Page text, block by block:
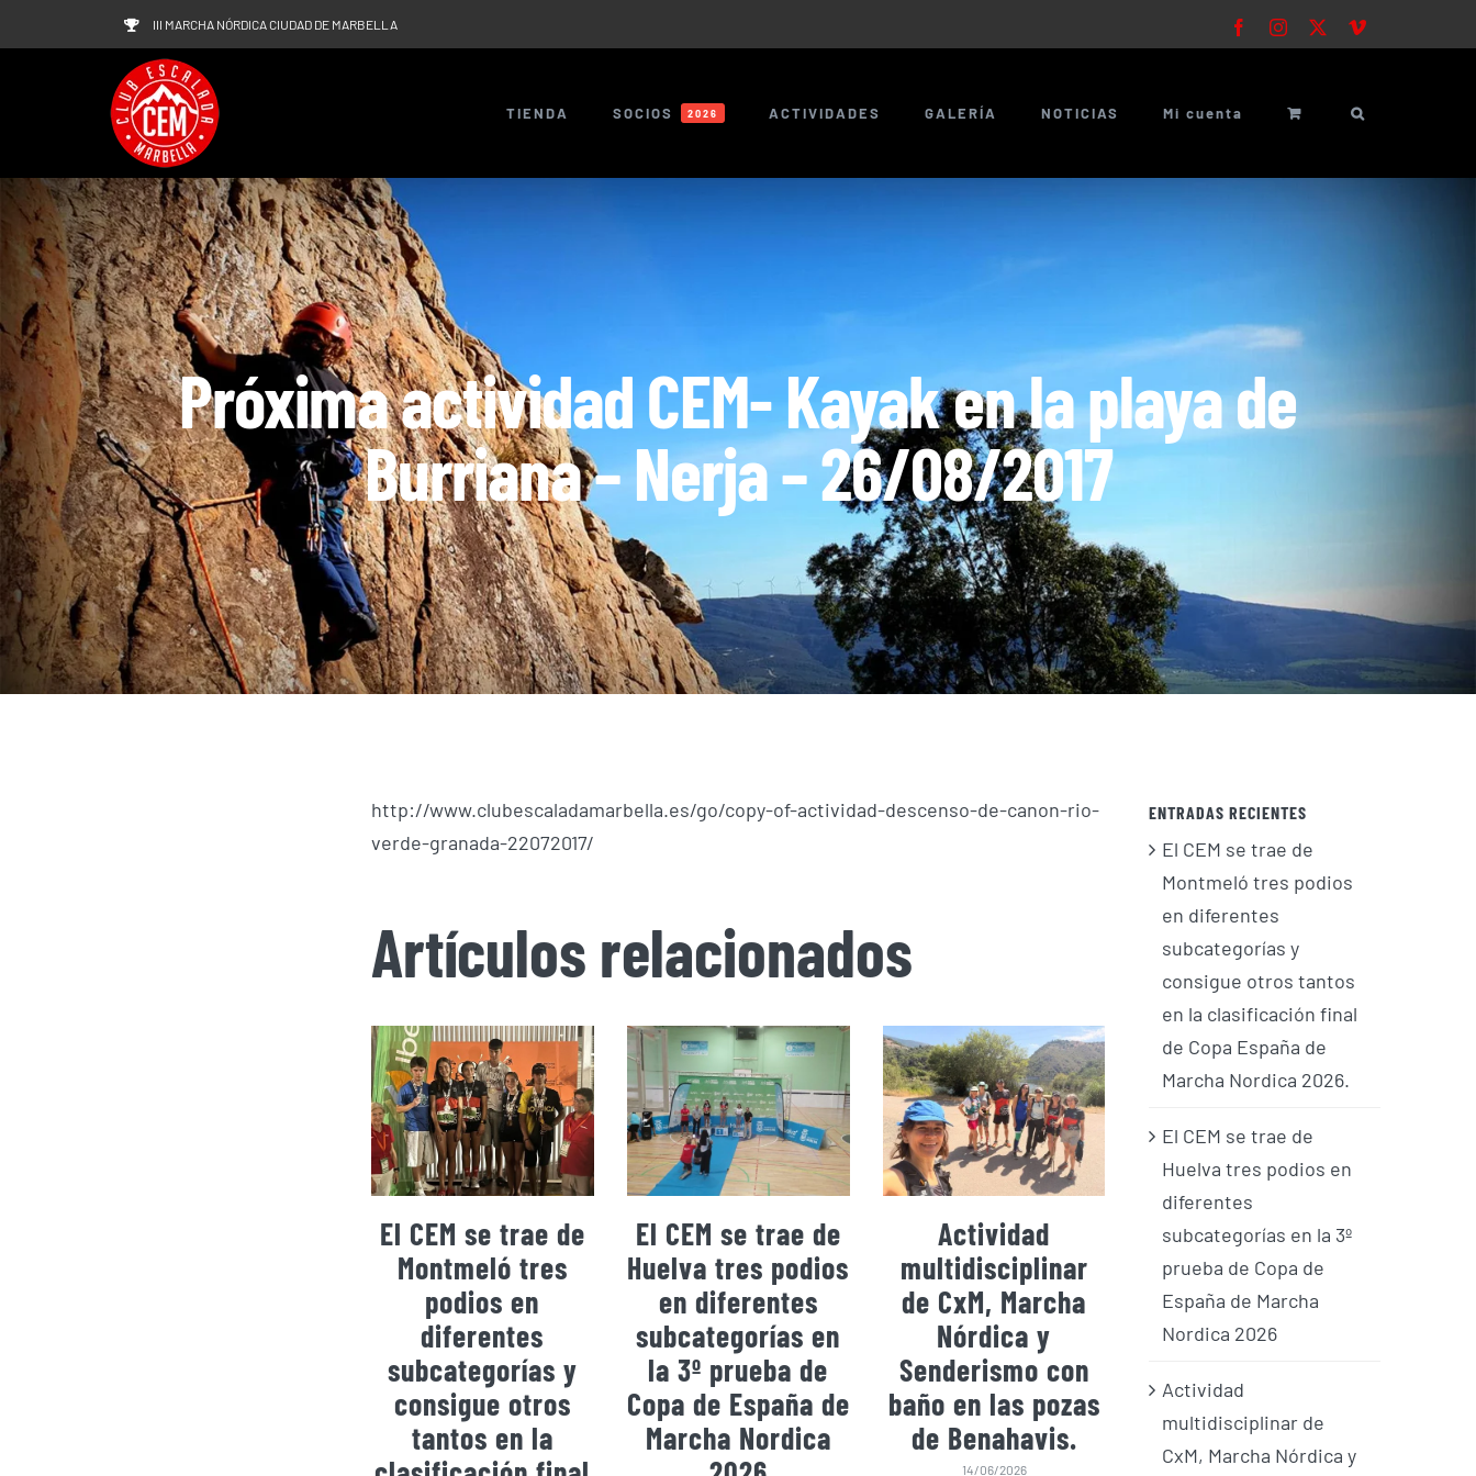
al
III MARCHA NÓRDICA CIUDAD DE MARBELLA FacebookInstagram Vimeo
TIENDA SOCIOS 2026 ACTIVIDADES GALERÍA NOTICIAS Mi cuenta
Próxima actividad CEM- Kayak en la playa de
Burriana – Nerja – 26/08/2017
http://www.clubescaladamarbella.es/go/copy-of-actividad-descenso-de-canon-rio-
verde-granada-22072017/
Artículos relacionados
El CEM se trae de
Montmeló tres
podios en
diferentes
subcategorías y
consigue otros
tantos en la
El CEM se trae de
Huelva tres podios
en diferentes
subcategorías en
la 3º prueba de
Copa de España de
Marcha Nordica
Actividad
multidisciplinar
de CxM, Marcha
Nórdica y
Senderismo con
baño en las pozas
de Benahavis.
14/06/2026
El CEM se trae de
Montmeló tres
podios en
diferentes
consigue otros
tantos en la
ENTRADAS RECIENTES
El CEM se trae de
Montmeló tres podios
en diferentes
subcategorías y
consigue otros tantos
en la clasificación final
de Copa España de
Marcha Nordica 2026.
El CEM se trae de
Huelva tres podios en
diferentes
subcategorías en la 3º
prueba de Copa de
España de Marcha
Nordica 2026
Actividad
multidisciplinar de
CxM, Marcha Nórdica y